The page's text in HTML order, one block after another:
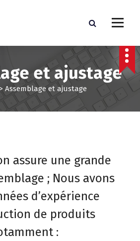
et ajustage
> Assemblage et ajustage
assure une grande
; Nous avons
d’expérience
de produits
: